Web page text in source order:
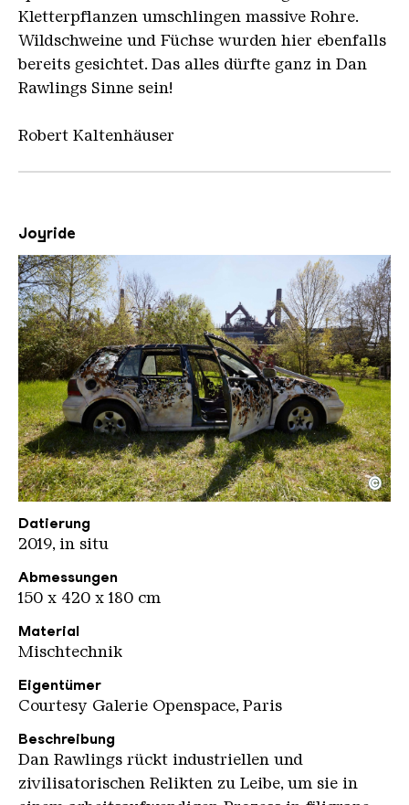
Kletterpflanzen umschlingen massive Rohre.
Wildschweine und Füchse wurden hier ebenfalls
bereits gesichtet. Das alles dürfte ganz in Dan
Rawlings Sinne sein!
Robert Kaltenhäuser
Joyride
Dan Rawlings Joyride1
Copyright: Weltkulturerbe Völklinger Hütte /
©
Datierung
2019, in situ
Abmessungen
150 x 420 x 180 cm
Material
Mischtechnik
Eigentümer
Courtesy Galerie Openspace, Paris
Beschreibung
Dan Rawlings rückt industriellen und
zivilisatorischen Relikten zu Leibe, um sie in